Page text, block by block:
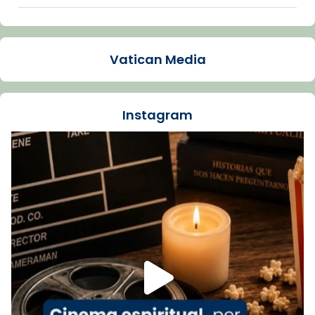
Arquebisbat de Barcelona
La Carmina va patir depressió. Fa gairebé
dos mesos, a l'Estadi Lluís Companys, la
Recupera l'entrevista comp
Vatican
tican News 👇
www.vaticannews.va/es/iglesia/news/2026-
07/carmina-historia-depresion-papa-viaje-
espana-testimoni...
Foto
View on Facebook · Share
Arquebisbat de Barcelona
Vatican Media
Instagram